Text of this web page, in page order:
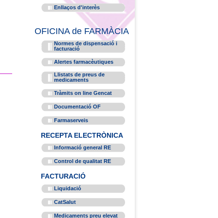
Enllaços d'interès
OFICINA de FARMÀCIA
Normes de dispensació i
facturació
Alertes farmacèutiques
Llistats de preus de
medicaments
Tràmits on line Gencat
Documentació OF
Farmaserveis
RECEPTA ELECTRÒNICA
Informació general RE
Control de qualitat RE
FACTURACIÓ
Liquidació
CatSalut
Medicaments preu elevat